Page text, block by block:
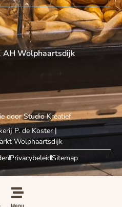
Wolphaartsdijk
P. de Koster|
Wolphaartsdijk
doorStudio Kreatief
PrivacybeleidSitemap